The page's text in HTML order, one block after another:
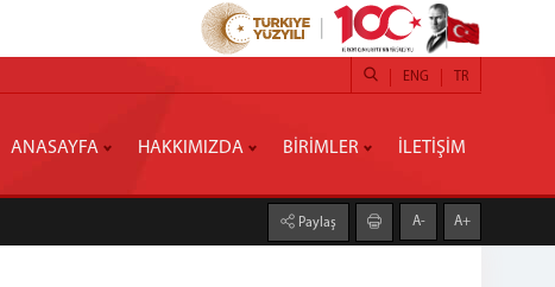
TR
ENG
ANASAYFA HAKKIMIZDA BİRİMLER İLETİŞİM
Paylaş A- A+